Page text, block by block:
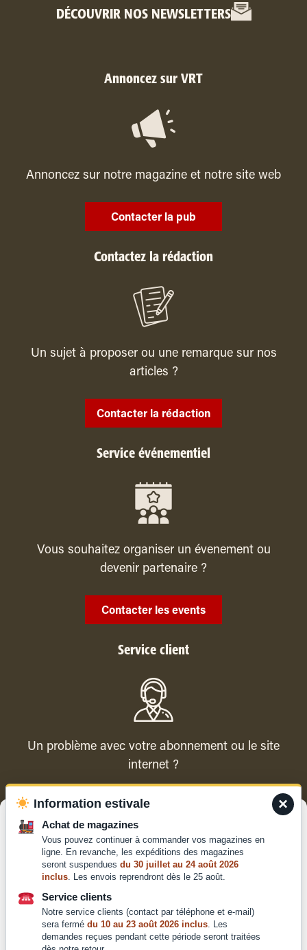
Pour offrir les meilleures expériences, nous utilisons des technologies
telles que les cookies pour stocker et/ou accéder aux informations des
appareils. Le fait de consentir à ces technologies nous permettra de
traiter des données telles que le comportement de navigation ou les ID
uniques sur ce site. Le fait de ne pas consentir ou de retirer son
consentement peut avoir un effet négatif sur certaines caractéristiques
et fonctions.
DÉCOUVRIR NOS NEWSLETTERS
Annoncez sur VRT
Annoncez sur notre magazine et notre site web
Contacter la pub
Contactez la rédaction
Un sujet à proposer ou une remarque sur nos
articles ?
Contacter la rédaction
Service événementiel
Vous souhaitez organiser un évenement ou
devenir partenaire ?
Contacter les events
Service client
Un problème avec votre abonnement ou le site
internet ?
Contacter le service client
Mentions légales
Conditions générales de
vente et d'utilisation
×
Information estivale
Achat de magazines
Vous pouvez continuer à commander vos magazines en
ligne. En revanche, les expéditions des magazines
seront suspendues du 30 juillet au 24 août 2026
inclus. Les envois reprendront dès le 25 août.
Service clients
Notre service clients (contact par téléphone et e-mail)
sera fermé du 10 au 23 août 2026 inclus. Les
demandes reçues pendant cette période seront traitées